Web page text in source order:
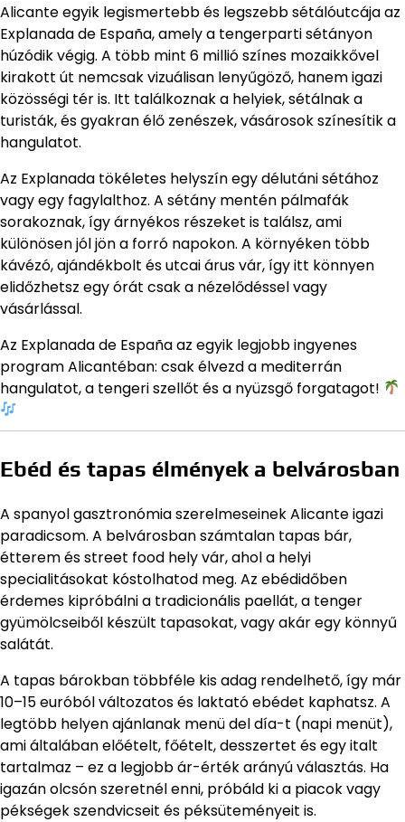
Alicante egyik legismertebb és legszebb sétálóutcája az
Explanada de España, amely a tengerparti sétányon
húzódik végig. A több mint 6 millió színes mozaikkővel
kirakott út nemcsak vizuálisan lenyűgöző, hanem igazi
közösségi tér is. Itt találkoznak a helyiek, sétálnak a
turisták, és gyakran élő zenészek, vásárosok színesítik a
hangulatot.
Az Explanada tökéletes helyszín egy délutáni sétához
vagy egy fagylalthoz. A sétány mentén pálmafák
sorakoznak, így árnyékos részeket is találsz, ami
különösen jól jön a forró napokon. A környéken több
kávézó, ajándékbolt és utcai árus vár, így itt könnyen
elidőzhetsz egy órát csak a nézelődéssel vagy
vásárlással.
Az Explanada de España az egyik legjobb ingyenes
program Alicantéban: csak élvezd a mediterrán
hangulatot, a tengeri szellőt és a nyüzsgő forgatagot!
Ebéd és tapas élmények a belvárosban
A spanyol gasztronómia szerelmeseinek Alicante igazi
paradicsom. A belvárosban számtalan tapas bár,
étterem és street food hely vár, ahol a helyi
specialitásokat kóstolhatod meg. Az ebédidőben
érdemes kipróbálni a tradicionális paellát, a tenger
gyümölcseiből készült tapasokat, vagy akár egy könnyű
salátát.
A tapas bárokban többféle kis adag rendelhető, így már
10–15 euróból változatos és laktató ebédet kaphatsz. A
legtöbb helyen ajánlanak menü del día-t (napi menüt),
ami általában előételt, főételt, desszertet és egy italt
tartalmaz – ez a legjobb ár-érték arányú választás. Ha
igazán olcsón szeretnél enni, próbáld ki a piacok vagy
pékségek szendvicseit és péksüteményeit is.